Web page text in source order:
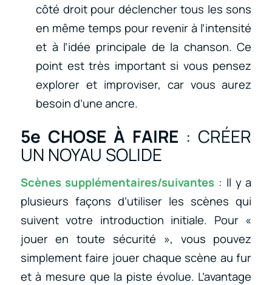
côté droit pour déclencher tous les sons
en même temps pour revenir à l’intensité
et à l’idée principale de la chanson. Ce
point est très important si vous pensez
explorer et improviser, car vous aurez
besoin d’une ancre.
5e CHOSE À FAIRE : CRÉER
UN NOYAU SOLIDE
Scènes supplémentaires/suivantes : Il y a
plusieurs façons d’utiliser les scènes qui
suivent votre introduction initiale. Pour «
jouer en toute sécurité », vous pouvez
simplement faire jouer chaque scène au fur
et à mesure que la piste évolue. L’avantage